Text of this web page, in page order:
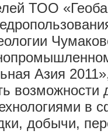
ТОО
Азия
возможности
в
добычи,